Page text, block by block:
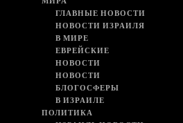
ГЛАВНЫЕ НОВОСТИ
НОВОСТИ ИЗРАИЛЯ
В МИРЕ
ЕВРЕЙСКИЕ
НОВОСТИ
НОВОСТИ
БЛОГОСФЕРЫ
В ИЗРАИЛЕ
ПОЛИТИКА